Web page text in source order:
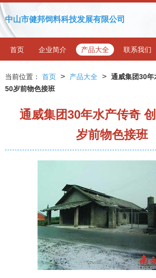
中山市健邦饲料科技发展有限公司
首页 企业简介 产品大全 联系我们
当前位置： 首页 > 产品大全 > 通威集团30
50岁前物色接班
通威集团30年水产传奇
岁前物色接班